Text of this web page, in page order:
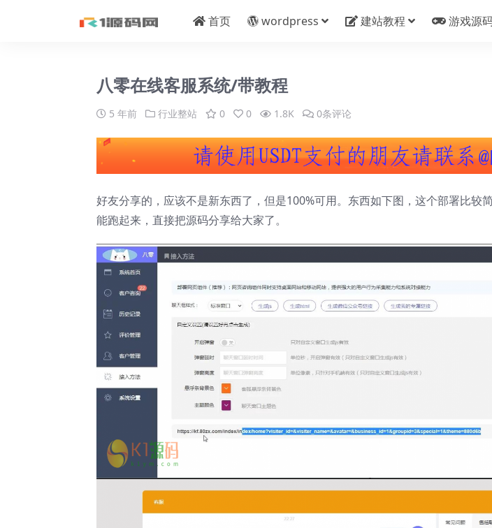
首页 wordpress 建站教程 游戏源
八零在线客服系统/带教程
5 年前 行业整站 0 0 1.8K 0条评论
好友分享的，应该不是新东西了，但是100%可用。东西如下图，这个部署比较
能跑起来，直接把源码分享给大家了。